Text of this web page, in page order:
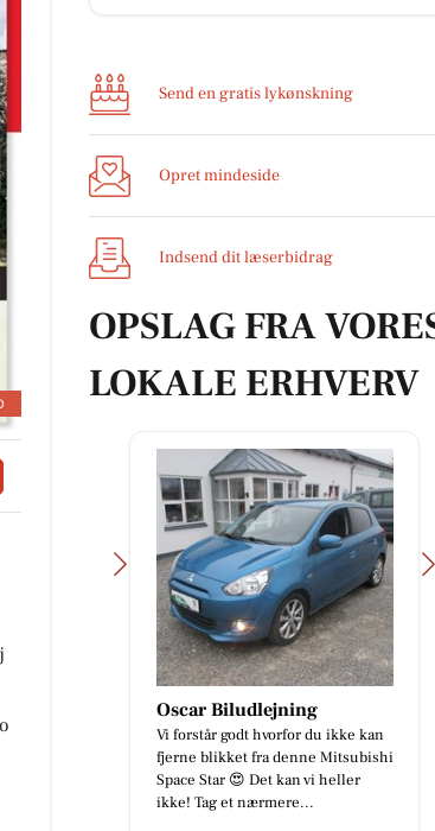
Send en gratis lykønskning
Opret mindeside
Indsend dit læserbidrag
OPSLAG FRA
LOKALE ERHVERV
Oscar Biludlejning
Mere end bare et autoværksted 🚗
🔧 Hos Automotive Center Hobro
finder du flere specialister samlet
på én adresse: 🔧 CMH Bi...